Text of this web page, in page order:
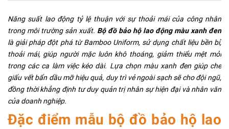
Năng suất lao động tỷ lệ thuận với sự thoải mái của công nhân
trong môi trường sản xuất. Bộ đồ bảo hộ lao động màu xanh đen
là giải pháp đột phá từ Bamboo Uniform, sử dụng chất liệu bền bỉ,
thoải mái, giúp người mặc luôn khô thoáng, giảm thiểu mệt mỏi
trong các ca làm việc kéo dài. Lựa chọn màu xanh đen giúp che
giấu vết bẩn dầu mỡ hiệu quả, duy trì vẻ ngoài sạch sẽ cho đội ngũ,
đồng thời khẳng định tư duy quản trị nhân sự hiện đại và nhân văn
của doanh nghiệp.
Đặc điểm mẫu bộ đồ bảo hộ lao